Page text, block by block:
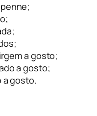
a gosto;
a gosto;
a gosto.